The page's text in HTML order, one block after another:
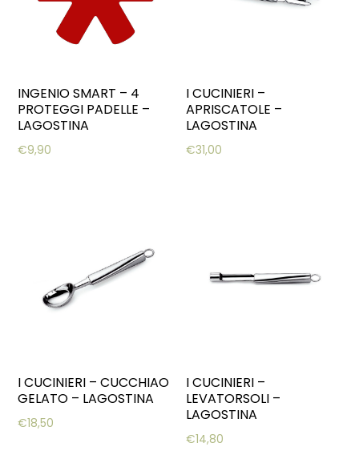
INGENIO SMART – 4
PROTEGGI PADELLE –
LAGOSTINA
€9,90
I CUCINIERI –
APRISCATOLE –
LAGOSTINA
€31,00
I CUCINIERI – CUCCHIAO
GELATO – LAGOSTINA
€18,50
I CUCINIERI –
LEVATORSOLI –
LAGOSTINA
€14,80